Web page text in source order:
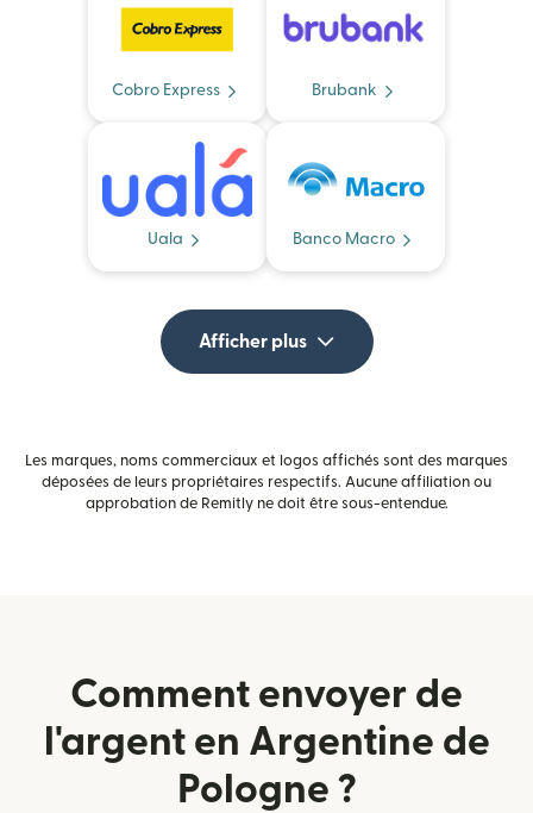
Cobro Express Brubank
Uala Banco Macro
Afficher plus
Les marques, noms commerciaux et logos affichés sont des marques
déposées de leurs propriétaires respectifs. Aucune affiliation ou
approbation de Remitly ne doit être sous-entendue.
Comment envoyer de
l'argent en Argentine de
Pologne ?